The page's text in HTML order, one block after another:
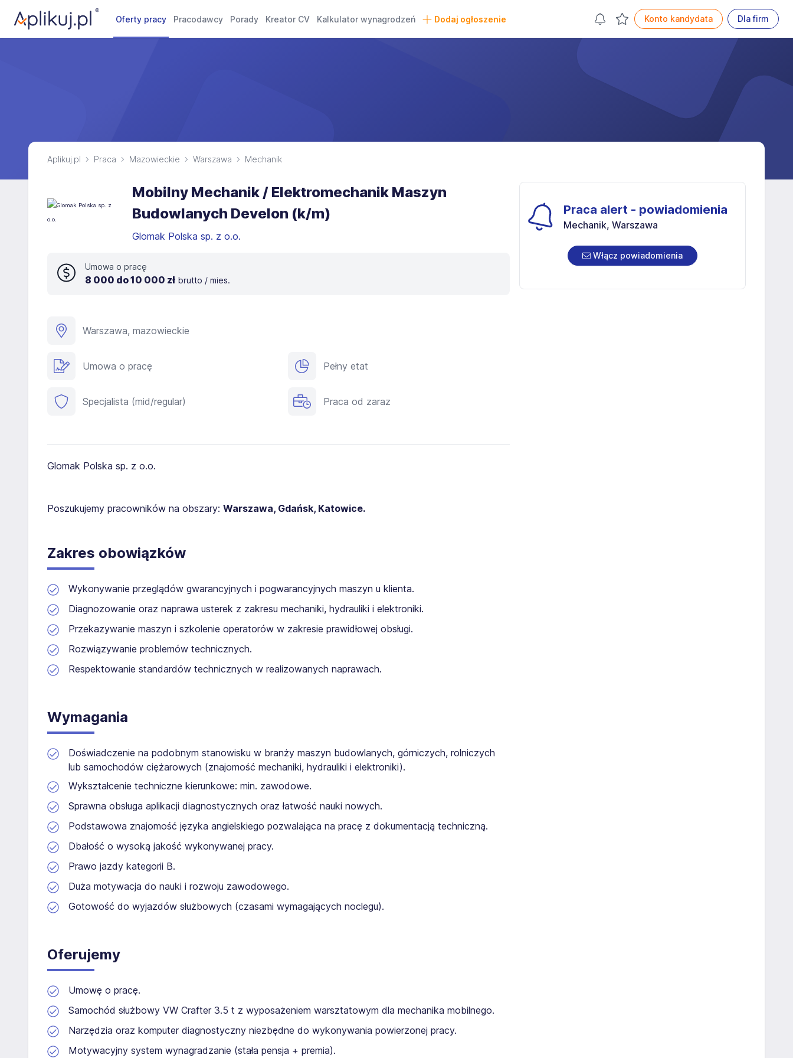
Oferty pracy Pracodawcy Porady Kreator CV Kalkulator wynagrodzeń Dodaj ogłoszenie Konto kandydata Dla firm
Aplikuj.pl Praca Mazowieckie Warszawa Mechanik
Mobilny Mechanik / Elektromechanik Maszyn
Budowlanych Develon (k/m)
Glomak Polska sp. z o.o.
Umowa o pracę
8 000 do 10 000 zł brutto / mies.
Warszawa, mazowieckie
Umowa o pracę Pełny etat
Specjalista (mid/regular) Praca od zaraz
Glomak Polska sp. z o.o.
Poszukujemy pracowników na obszary: Warszawa, Gdańsk, Katowice.
Zakres obowiązków
Wykonywanie przeglądów gwarancyjnych i pogwarancyjnych maszyn u klienta.
Diagnozowanie oraz naprawa usterek z zakresu mechaniki, hydrauliki i elektroniki.
Przekazywanie maszyn i szkolenie operatorów w zakresie prawidłowej obsługi.
Rozwiązywanie problemów technicznych.
Respektowanie standardów technicznych w realizowanych naprawach.
Wymagania
Doświadczenie na podobnym stanowisku w branży maszyn budowlanych, górniczych, rolniczych
lub samochodów ciężarowych (znajomość mechaniki, hydrauliki i elektroniki).
Wykształcenie techniczne kierunkowe: min. zawodowe.
Sprawna obsługa aplikacji diagnostycznych oraz łatwość nauki nowych.
Podstawowa znajomość języka angielskiego pozwalająca na pracę z dokumentacją techniczną.
Dbałość o wysoką jakość wykonywanej pracy.
Prawo jazdy kategorii B.
Duża motywacja do nauki i rozwoju zawodowego.
Gotowość do wyjazdów służbowych (czasami wymagających noclegu).
Oferujemy
Umowę o pracę.
Samochód służbowy VW Crafter 3.5 t z wyposażeniem warsztatowym dla mechanika mobilnego.
Narzędzia oraz komputer diagnostyczny niezbędne do wykonywania powierzonej pracy.
Motywacyjny system wynagradzanie (stała pensja + premia).
Praca alert - powiadomienia
Mechanik, Warszawa
Włącz powiadomienia